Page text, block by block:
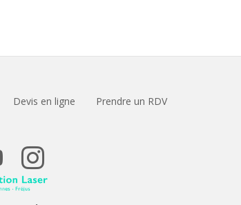
Devis en ligne Prendre un RDV